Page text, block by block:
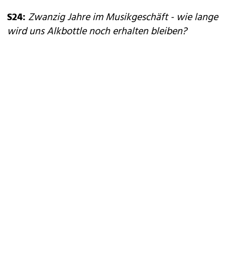
S24: Zwanzig Jahre im Musikgeschäft - wie lange
wird uns Alkbottle noch erhalten bleiben?